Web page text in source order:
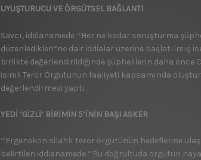
UYUŞTURUCU VE ÖRGÜTSEL BAĞLANTI
Savcı, iddianamede ‘’Her ne kadar soruşturma
düzenledikleri”ne dair iddialar üzerine başlatılmış
birlikte değerlendirildiğinde şüphelilerin daha önce
isimli Terör Örgütünün faaliyeti kapsamında
değerlendirmesi yaptı.
YEDİ ‘GİZLİ’ BİRİMİN 5’İNİN BAŞI ASKER
‘’Ergenekon silahlı terör örgütünün hedeflerine
belirtilen iddianamede ‘’Bu doğrultuda örgütün